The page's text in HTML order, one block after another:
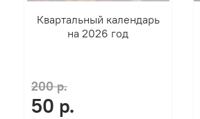
Квартальный календарь
на 2026 год
200 р.
50 р.